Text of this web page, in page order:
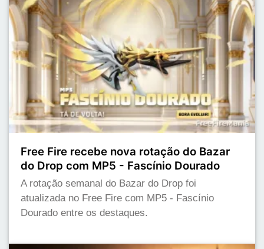
Free Fire recebe nova rotação do Bazar
do Drop com MP5 - Fascínio Dourado
A rotação semanal do Bazar do Drop foi
atualizada no Free Fire com MP5 - Fascínio
Dourado entre os destaques.